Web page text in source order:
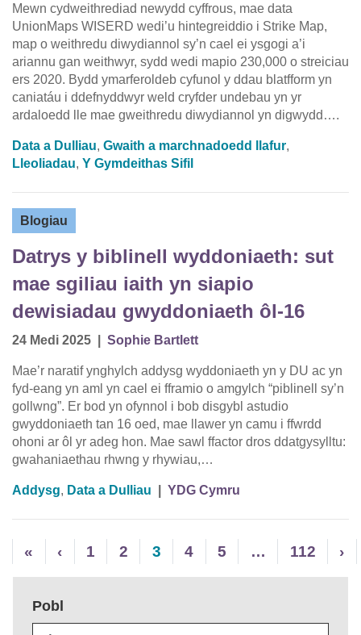
Mewn cydweithrediad newydd cyffrous, mae data
UnionMaps WISERD wedi’u hintegreiddio i Strike Map,
map o weithredu diwydiannol sy’n cael ei ysgogi a’i
ariannu gan weithwyr, sydd wedi mapio 230,000 o streiciau
ers 2020. Bydd ymarferoldeb cyfunol y ddau blatfform yn
caniatáu i ddefnyddwyr weld cryfder undebau yn yr
ardaloedd lle mae gweithredu diwydiannol yn digwydd….
Data a Dulliau, Gwaith a marchnadoedd llafur,
Lleoliadau, Y Gymdeithas Sifil
Blogiau
Datrys y biblinell wyddoniaeth: sut
mae sgiliau iaith yn siapio
dewisiadau gwyddoniaeth ôl-16
24 Medi 2025 Sophie Bartlett
Mae’r naratif ynghylch addysg wyddoniaeth yn y DU ac yn
fyd-eang yn aml yn cael ei fframio o amgylch “piblinell sy’n
gollwng”. Er bod yn ofynnol i bob disgybl astudio
gwyddoniaeth tan 16 oed, mae llawer yn camu i ffwrdd
ohoni ar ôl yr adeg hon. Mae sawl ffactor dros ddatgysylltu:
gwahaniaethau rhwng y rhywiau,…
Addysg, Data a Dulliau YDG Cymru
« ‹ 1 2 3 4 5 … 112 ›
Pobl